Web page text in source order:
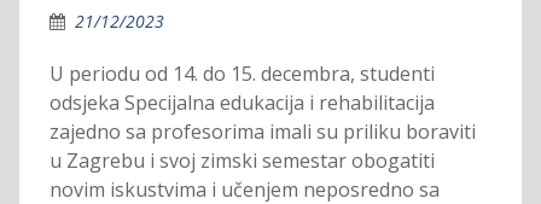
21/12/2023
U periodu od 14. do 15. decembra, studenti
odsjeka Specijalna edukacija i rehabilitacija
zajedno sa profesorima imali su priliku boraviti
u Zagrebu i svoj zimski semestar obogatiti
novim iskustvima i učenjem neposredno sa